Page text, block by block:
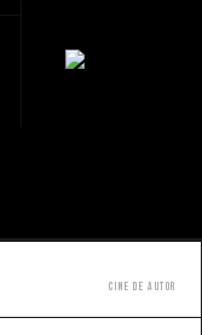
Cine de autor